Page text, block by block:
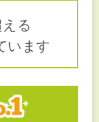
る
います